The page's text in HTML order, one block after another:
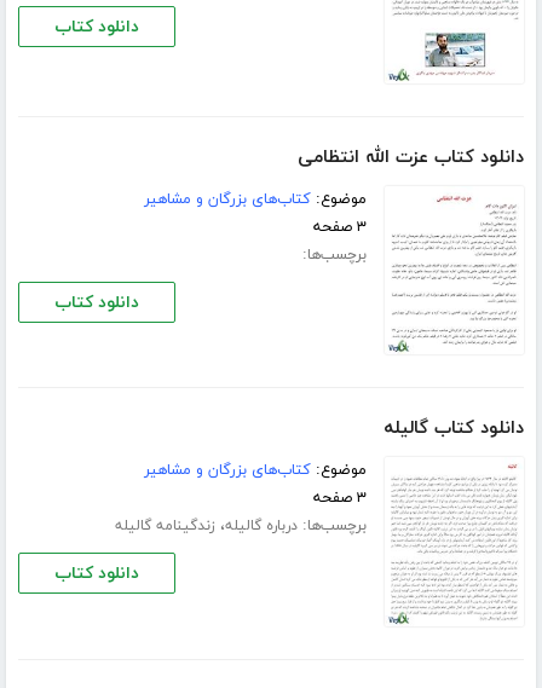
دانلود کتاب
دانلود کتاب عزت الله انتظامی
موضوع:کتاب‌های بزرگان و مشاهیر
۳ صفحه
برچسب‌ها:
دانلود کتاب
دانلود کتاب گالیله
موضوع:کتاب‌های بزرگان و مشاهیر
۳ صفحه
برچسب‌ها:درباره گالیله، زندگینامه گالیله
دانلود کتاب